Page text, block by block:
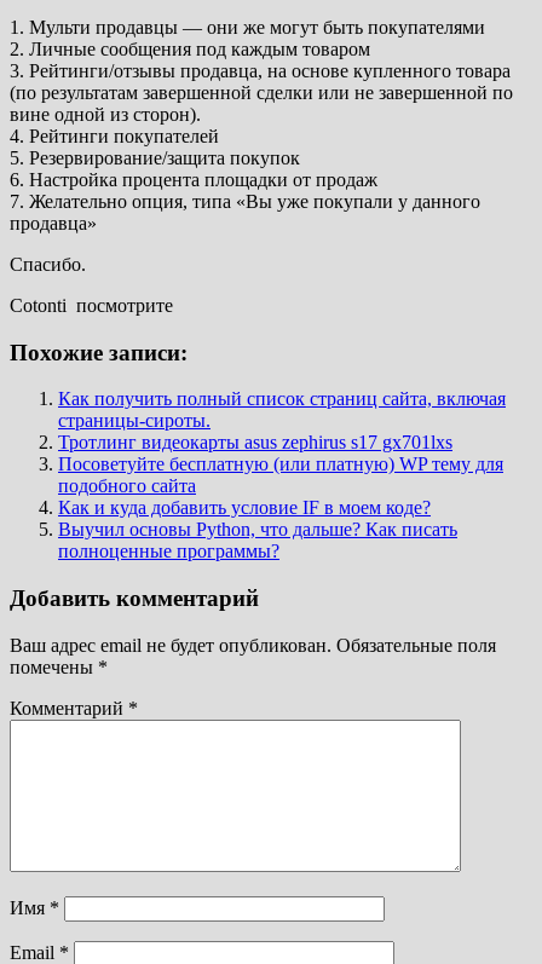
1. Мульти продавцы — они же могут быть покупателями
2. Личные сообщения под каждым товаром
3. Рейтинги/отзывы продавца, на основе купленного товара
(по результатам завершенной сделки или не завершенной по
вине одной из сторон).
4. Рейтинги покупателей
5. Резервирование/защита покупок
6. Настройка процента площадки от продаж
7. Желательно опция, типа «Вы уже покупали у данного
продавца»
Спасибо.
Cotonti посмотрите
Похожие записи:
Как получить полный список страниц сайта, включая
страницы-сироты.
Тротлинг видеокарты asus zephirus s17 gx701lxs
Посоветуйте бесплатную (или платную) WP тему для
подобного сайта
Как и куда добавить условие IF в моем коде?
Выучил основы Python, что дальше? Как писать
полноценные программы?
Добавить комментарий
Ваш адрес email не будет опубликован. Обязательные поля
помечены *
Комментарий *
Имя *
Email *